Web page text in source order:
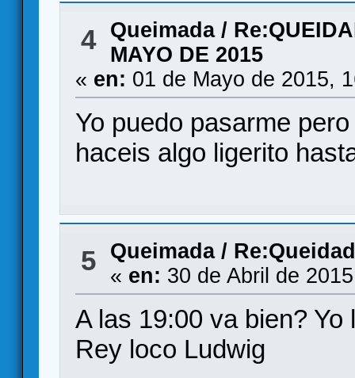
4 Queimada/
MAYO DE 2015
« en: 01 de Mayo de 2015,
Yo puedo pasarme
haceis algo ligerito
5 Queimada/
« en: 30 de Abril de
A las 19:00 va bien?
Rey loco Ludwig